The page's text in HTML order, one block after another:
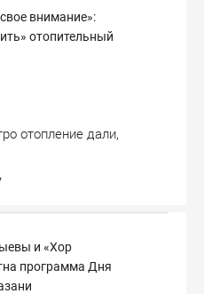
внимание»:
отопительный
отопление дали,
и «Хор
программа Дня